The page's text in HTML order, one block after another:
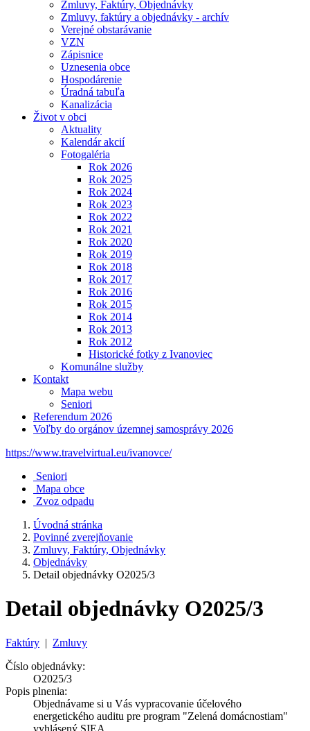
Zmluvy, Faktúry, Objednávky
Zmluvy, faktúry a objednávky - archív
Verejné obstarávanie
VZN
Zápisnice
Uznesenia obce
Hospodárenie
Úradná tabuľa
Kanalizácia
Život v obci
Aktuality
Kalendár akcií
Fotogaléria
Rok 2026
Rok 2025
Rok 2024
Rok 2023
Rok 2022
Rok 2021
Rok 2020
Rok 2019
Rok 2018
Rok 2017
Rok 2016
Rok 2015
Rok 2014
Rok 2013
Rok 2012
Historické fotky z Ivanoviec
Komunálne služby
Kontakt
Mapa webu
Seniori
Referendum 2026
Voľby do orgánov územnej samosprávy 2026
https://www.travelvirtual.eu/ivanovce/
Seniori
Mapa obce
Zvoz odpadu
Úvodná stránka
Povinné zverejňovanie
Zmluvy, Faktúry, Objednávky
Objednávky
Detail objednávky O2025/3
Detail objednávky O2025/3
Faktúry | Zmluvy
Číslo objednávky:
O2025/3
Popis plnenia:
Objednávame si u Vás vypracovanie účelového
energetického auditu pre program "Zelená domácnostiam"
vyhlásený SIEA.